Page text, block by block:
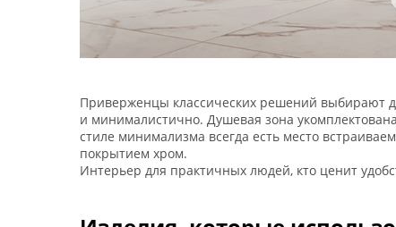
Приверженцы классических решений выбирают
и минималистично. Душевая зона
стиле минимализма всегда есть место
покрытием хром.
Интерьер для практичных людей, кто ценит